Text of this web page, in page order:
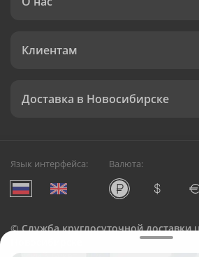
Клиентам
Доставка в Новосибирске
Язык интерфейса: Валюта:
©Служба круглосуточной доставки